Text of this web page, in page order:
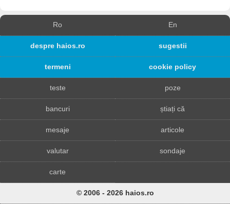
Ro En
despre haios.ro sugestii
termeni cookie policy
teste poze
bancuri știați că
mesaje articole
valutar sondaje
carte
© 2006 - 2026 haios.ro